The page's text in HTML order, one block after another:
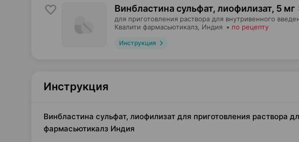
Винбластина сульфат, лиофилизат, 5 мг
для приготовления раствора для внутривенного
Квалити фармасьютикалз , Индия • по рецепту
Инструкция
Инструкция
Винбластина сульфат, лиофилизат для приготовления раствора
фармасьютикалз Индия